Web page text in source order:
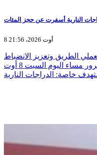
النارية أسفرت عن حجز المئات
8 أوت 2026، 21:56
الطريق وتعزيز الانضباط
المروري، نظمت مصلحة شرطة المرور مساء اليوم السبت 8 أوت